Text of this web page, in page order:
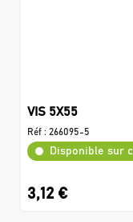
VIS 5X55
Réf : 266095-5
Disponible sur
3,12 €